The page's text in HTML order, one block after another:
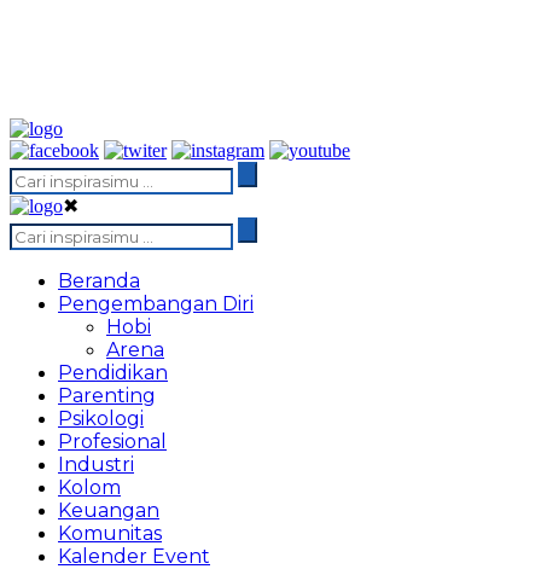
✖
Beranda
Pengembangan Diri
Hobi
Arena
Pendidikan
Parenting
Psikologi
Profesional
Industri
Kolom
Keuangan
Komunitas
Kalender Event